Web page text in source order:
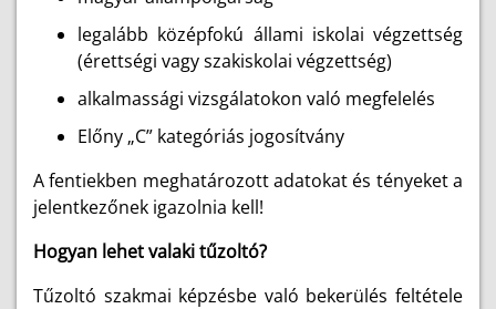
legalább középfokú állami iskolai végzettség
(érettségi vagy szakiskolai végzettség)
alkalmassági vizsgálatokon való megfelelés
Előny „C” kategóriás jogosítvány
A fentiekben meghatározott adatokat és tényeket a
jelentkezőnek igazolnia kell!
Hogyan lehet valaki tűzoltó?
Tűzoltó szakmai képzésbe való bekerülés feltétele